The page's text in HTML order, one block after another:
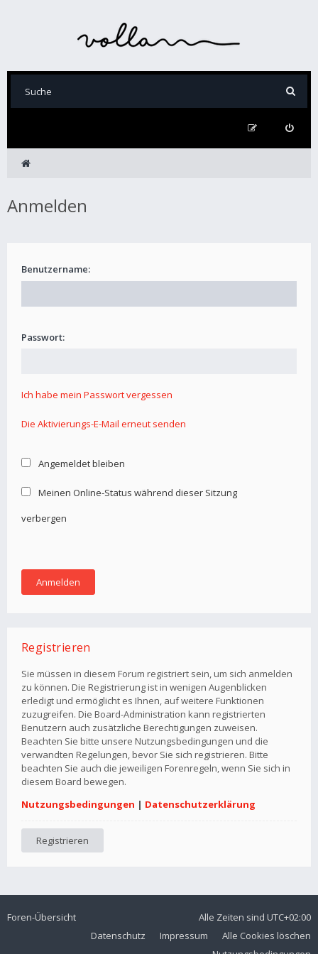
Anmelden
Benutzername:
Passwort:
Ich habe mein Passwort vergessen
Die Aktivierungs-E-Mail erneut senden
Angemeldet bleiben
Meinen Online-Status während dieser Sitzung
verbergen
Registrieren
Sie müssen in diesem Forum registriert sein, um sich anmelden
zu können. Die Registrierung ist in wenigen Augenblicken
erledigt und ermöglicht es Ihnen, auf weitere Funktionen
zuzugreifen. Die Board-Administration kann registrierten
Benutzern auch zusätzliche Berechtigungen zuweisen.
Beachten Sie bitte unsere Nutzungsbedingungen und die
verwandten Regelungen, bevor Sie sich registrieren. Bitte
beachten Sie auch die jeweiligen Forenregeln, wenn Sie sich in
diesem Board bewegen.
Nutzungsbedingungen | Datenschutzerklärung
Registrieren
Foren-Übersicht Alle Zeiten sind UTC+02:00
Alle Cookies löschen
Impressum
Datenschutz